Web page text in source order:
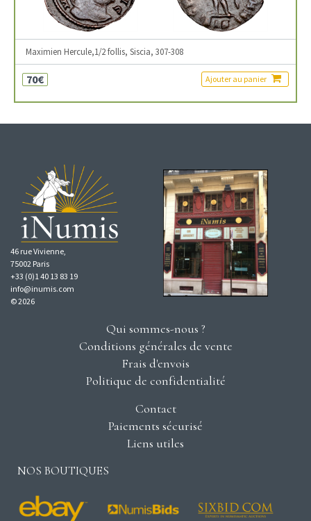
Maximien Hercule,1/2 follis, Siscia, 307-308
70€ Ajouter au panier
46 rue Vivienne,
75002 Paris
+33 (0)1 40 13 83 19
info@inumis.com
© 2026
Qui sommes-nous ?
Conditions générales de vente
Frais d'envois
Politique de confidentialité
Contact
Paiements sécurisé
Liens utiles
NOS BOUTIQUES